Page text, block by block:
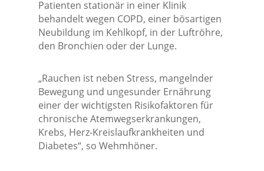
Patienten stationär in einer Klinik
behandelt wegen COPD, einer bösartigen
Neubildung im Kehlkopf, in der Luftröhre,
den Bronchien oder der Lunge.
„Rauchen ist neben Stress, mangelnder
Bewegung und ungesunder Ernährung
einer der wichtigsten Risikofaktoren für
chronische Atemwegserkrankungen,
Krebs, Herz-Kreislaufkrankheiten und
Diabetes“, so Wehmhöner.